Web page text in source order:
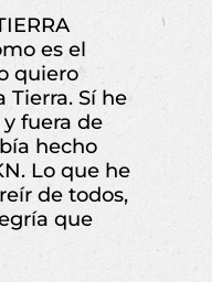
es el
quiero
Tierra. Sí he
fuera de
hecho
Lo que he
de todos,
que
las